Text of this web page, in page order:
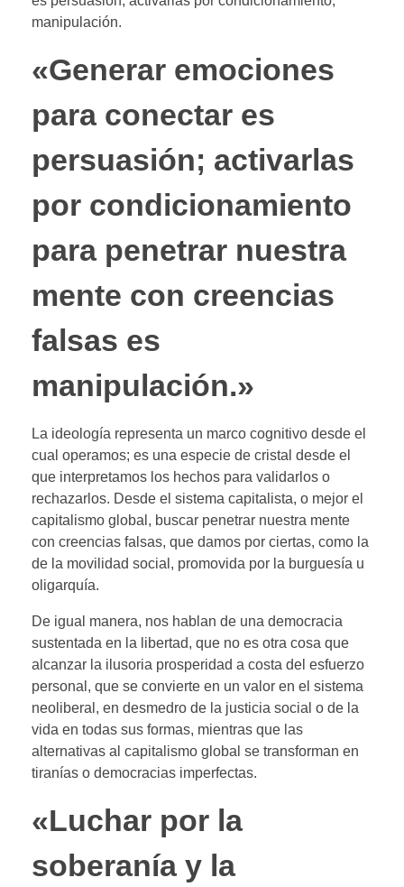
manipulación.
«Generar emociones
para conectar es
persuasión; activarlas
por condicionamiento
para penetrar nuestra
mente con creencias
falsas es
manipulación.»
La ideología representa un marco cognitivo desde el
cual operamos; es una especie de cristal desde el
que interpretamos los hechos para validarlos o
rechazarlos. Desde el sistema capitalista, o mejor el
capitalismo global, buscar penetrar nuestra mente
con creencias falsas, que damos por ciertas, como la
de la movilidad social, promovida por la burguesía u
oligarquía.
De igual manera, nos hablan de una democracia
sustentada en la libertad, que no es otra cosa que
alcanzar la ilusoria prosperidad a costa del esfuerzo
personal, que se convierte en un valor en el sistema
neoliberal, en desmedro de la justicia social o de la
vida en todas sus formas, mientras que las
alternativas al capitalismo global se transforman en
tiranías o democracias imperfectas.
«Luchar por la
soberanía y la